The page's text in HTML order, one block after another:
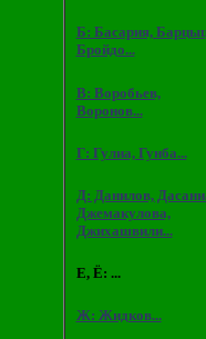
Б: Басария,
Бройдо...
В: Воробьев,
Воронов...
Г: Гулиа, Гунба...
Д: Данилов,
Джемакулова,
Джихашвили...
Е, Ё: ...
Ж: Жидков...